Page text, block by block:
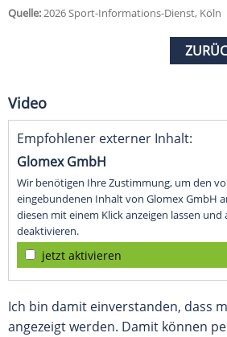
Quelle:2026 Sport-Informations-Dienst, Köln
Video
Empfohlener externer Inhalt:
Glomex GmbH
Wir benötigen Ihre Zustimmung, um den
eingebundenen Inhalt von Glomex GmbH
diesen mit einem Klick anzeigen lassen und
deaktivieren.
jetzt aktivieren
Ich bin damit einverstanden, dass
angezeigt werden. Damit können